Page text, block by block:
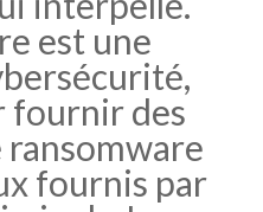
est une
fournir des
fournis par